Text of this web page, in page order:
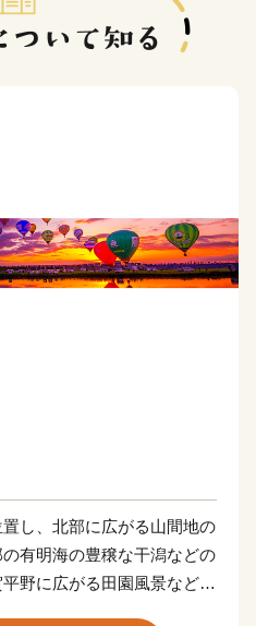
し、北部に広がる山間地の
有明海の豊穣な干潟などの
野に広がる田園風景など豊